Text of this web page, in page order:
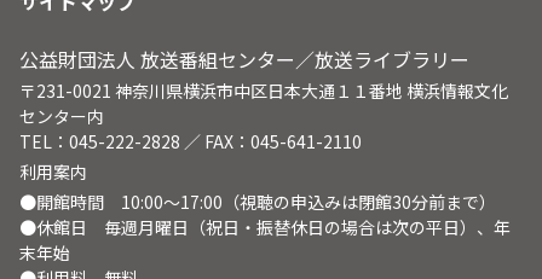
公益財団法人 放送番組センター／放送ライブラリー
〒231-0021 神奈川県横浜市中区日本大通１１番地 横浜情報文化
センター内
TEL：045-222-2828 ／ FAX：045-641-2110
利用案内
●開館時間 10:00～17:00（視聴の申込みは閉館30分前まで）
●休館日 毎週月曜日（祝日・振替休日の場合は次の平日）、年
末年始